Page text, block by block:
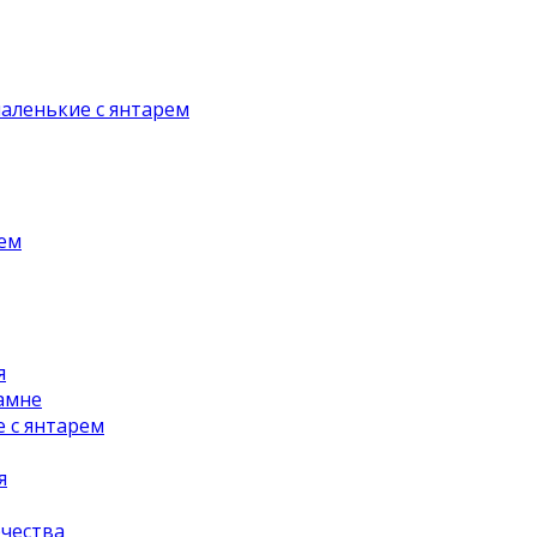
с янтарем
янтарем